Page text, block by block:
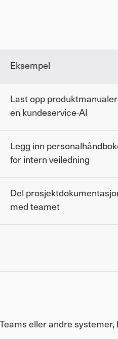
Eksempel
Last opp
en kundeservice-AI
Legg inn
for intern veiledning
Del
med teamet
eller andre